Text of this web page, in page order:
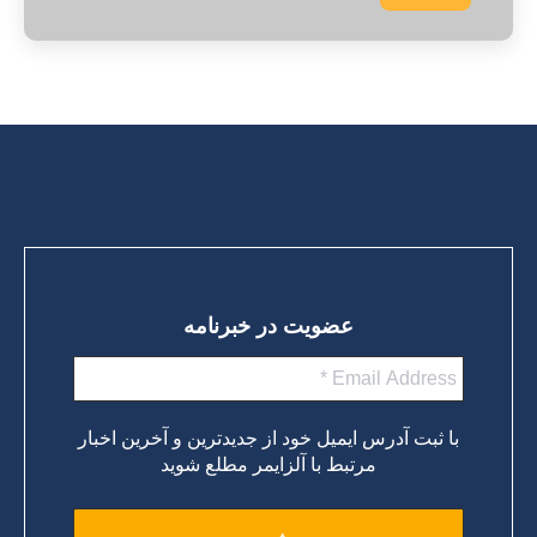
عضویت در خبرنامه
با ثبت آدرس ایمیل خود از جدیدترین و آخرین اخبار
مرتبط با آلزایمر مطلع شوید